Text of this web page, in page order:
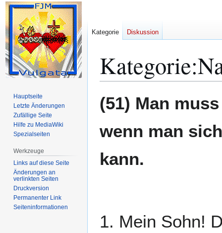
Kategorie:
Navigation
Suche
(51) Man
wenn man
kann.
1. Mein Sohn!
Kategorie Diskussion
Hauptseite
Letzte Änderungen
Zufällige Seite
Hilfe zu MediaWiki
Spezialseiten
Werkzeuge
Links auf diese Seite
Änderungen an
verlinkten Seiten
Druckversion
Permanenter Link
Seiten­­informationen